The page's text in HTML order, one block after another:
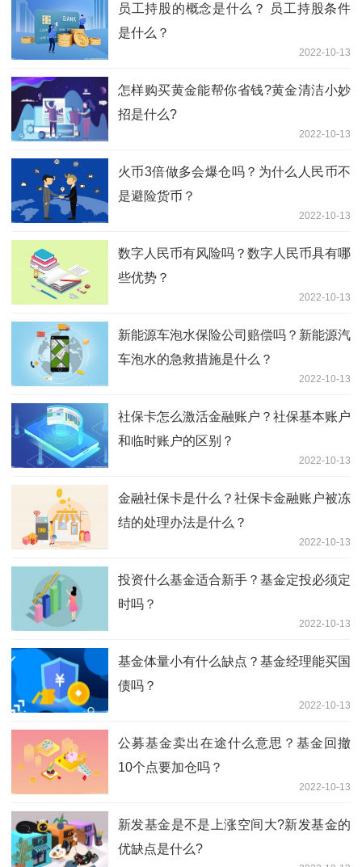
员工持股的概念是什么？ 员工持股条件
是什么？
2022-10-13
怎样购买黄金能帮你省钱?黄金清洁小妙
招是什么?
2022-10-13
火币3倍做多会爆仓吗？为什么人民币不
是避险货币？
2022-10-13
数字人民币有风险吗？数字人民币具有哪
些优势？
2022-10-13
新能源车泡水保险公司赔偿吗？新能源汽
车泡水的急救措施是什么？
2022-10-13
社保卡怎么激活金融账户？社保基本账户
和临时账户的区别？
2022-10-13
金融社保卡是什么？社保卡金融账户被冻
结的处理办法是什么？
2022-10-13
投资什么基金适合新手？基金定投必须定
时吗？
2022-10-13
基金体量小有什么缺点？基金经理能买国
债吗？
2022-10-13
公募基金卖出在途什么意思？基金回撤
10个点要加仓吗？
2022-10-13
新发基金是不是上涨空间大?新发基金的
优缺点是什么?